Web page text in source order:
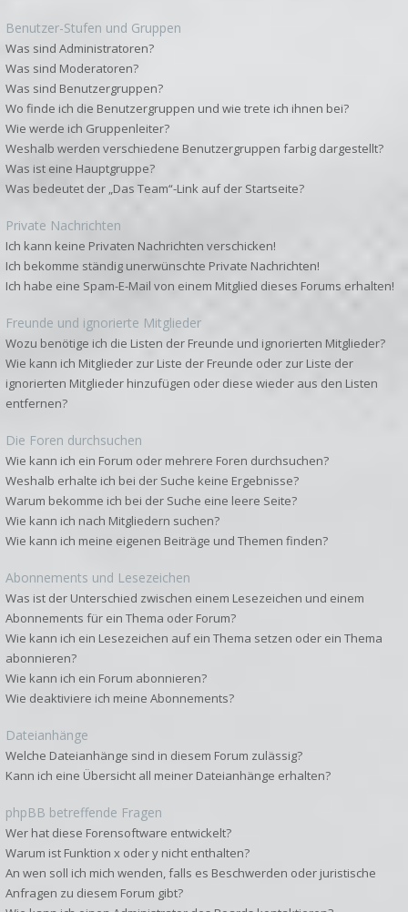
Benutzer-Stufen und Gruppen
Was sind Administratoren?
Was sind Moderatoren?
Was sind Benutzergruppen?
Wo finde ich die Benutzergruppen und wie trete ich ihnen bei?
Wie werde ich Gruppenleiter?
Weshalb werden verschiedene Benutzergruppen farbig dargestellt?
Was ist eine Hauptgruppe?
Was bedeutet der „Das Team“-Link auf der Startseite?
Private Nachrichten
Ich kann keine Privaten Nachrichten verschicken!
Ich bekomme ständig unerwünschte Private Nachrichten!
Ich habe eine Spam-E-Mail von einem Mitglied dieses Forums erhalten!
Freunde und ignorierte Mitglieder
Wozu benötige ich die Listen der Freunde und ignorierten Mitglieder?
Wie kann ich Mitglieder zur Liste der Freunde oder zur Liste der
ignorierten Mitglieder hinzufügen oder diese wieder aus den Listen
entfernen?
Die Foren durchsuchen
Wie kann ich ein Forum oder mehrere Foren durchsuchen?
Weshalb erhalte ich bei der Suche keine Ergebnisse?
Warum bekomme ich bei der Suche eine leere Seite?
Wie kann ich nach Mitgliedern suchen?
Wie kann ich meine eigenen Beiträge und Themen finden?
Abonnements und Lesezeichen
Was ist der Unterschied zwischen einem Lesezeichen und einem
Abonnements für ein Thema oder Forum?
Wie kann ich ein Lesezeichen auf ein Thema setzen oder ein Thema
abonnieren?
Wie kann ich ein Forum abonnieren?
Wie deaktiviere ich meine Abonnements?
Dateianhänge
Welche Dateianhänge sind in diesem Forum zulässig?
Kann ich eine Übersicht all meiner Dateianhänge erhalten?
phpBB betreffende Fragen
Wer hat diese Forensoftware entwickelt?
Warum ist Funktion x oder y nicht enthalten?
An wen soll ich mich wenden, falls es Beschwerden oder juristische
Anfragen zu diesem Forum gibt?